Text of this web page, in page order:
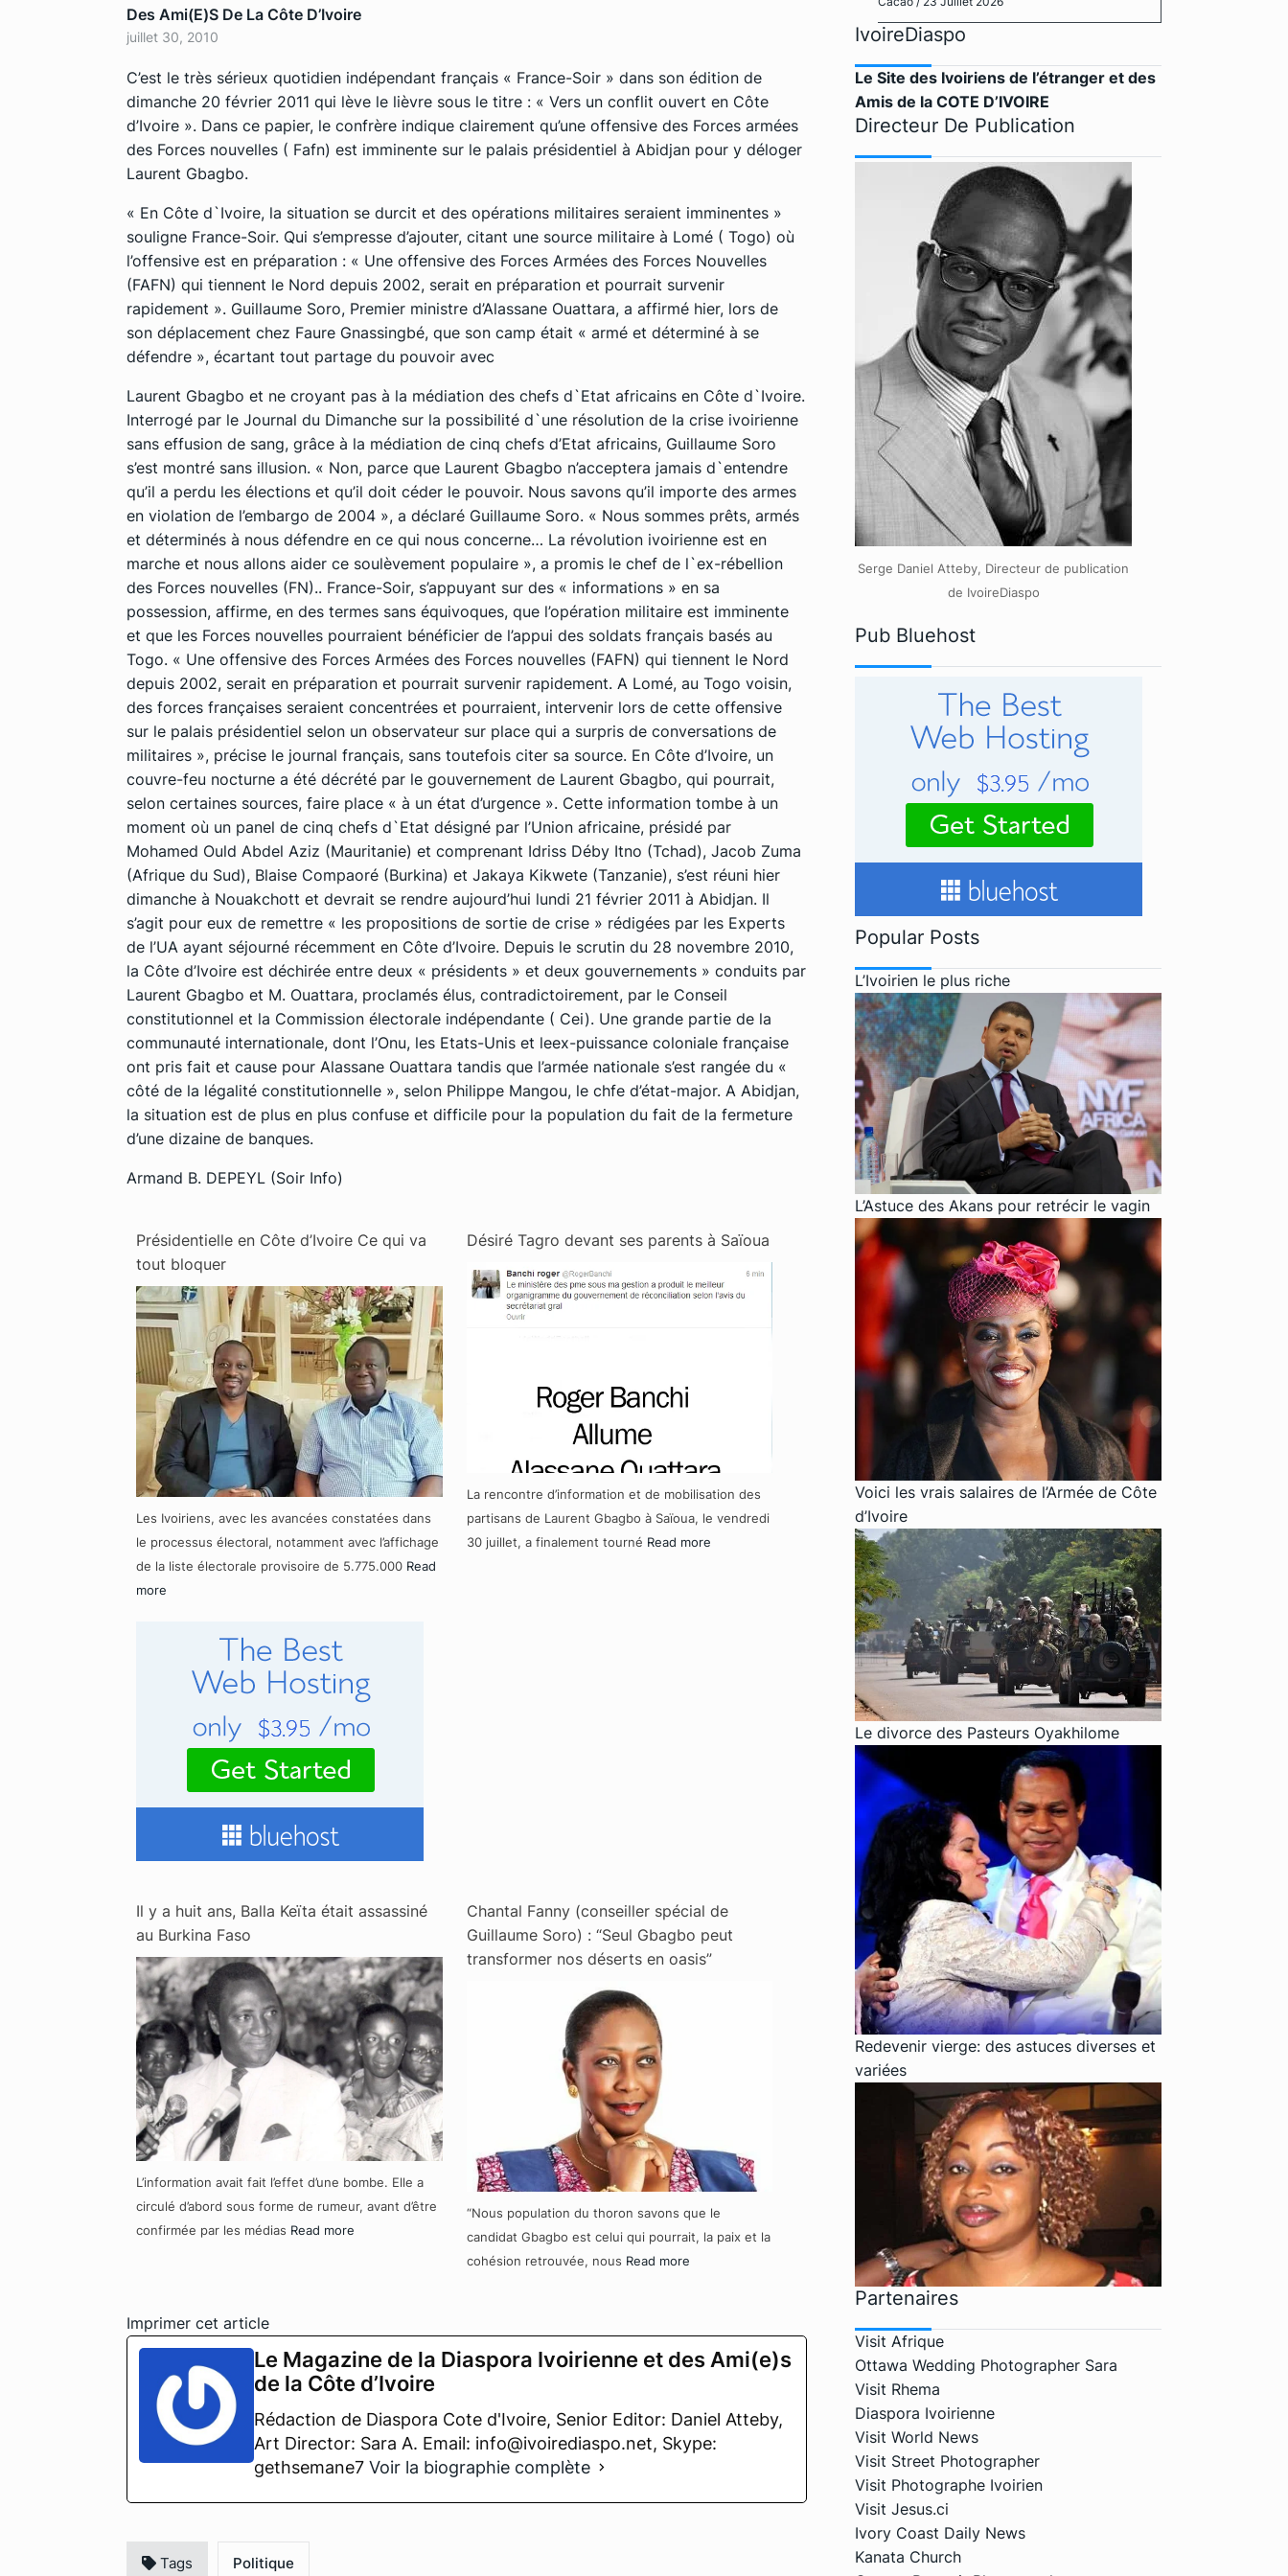
Des Ami(e)s De La Côte D’Ivoire
juillet 30, 2010
C’est le très sérieux quotidien indépendant français « France-Soir » dans son édition de
dimanche 20 février 2011 qui lève le lièvre sous le titre : « Vers un conflit ouvert en Côte
d’Ivoire ». Dans ce papier, le confrère indique clairement qu’une offensive des Forces armées
des Forces nouvelles ( Fafn) est imminente sur le palais présidentiel à Abidjan pour y déloger
Laurent Gbagbo.
« En Côte d`Ivoire, la situation se durcit et des opérations militaires seraient imminentes »
souligne France-Soir. Qui s’empresse d’ajouter, citant une source militaire à Lomé ( Togo) où
l’offensive est en préparation : « Une offensive des Forces Armées des Forces Nouvelles
(FAFN) qui tiennent le Nord depuis 2002, serait en préparation et pourrait survenir
rapidement ». Guillaume Soro, Premier ministre d’Alassane Ouattara, a affirmé hier, lors de
son déplacement chez Faure Gnassingbé, que son camp était « armé et déterminé à se
défendre », écartant tout partage du pouvoir avec
Laurent Gbagbo et ne croyant pas à la médiation des chefs d`Etat africains en Côte d`Ivoire.
Interrogé par le Journal du Dimanche sur la possibilité d`une résolution de la crise ivoirienne
sans effusion de sang, grâce à la médiation de cinq chefs d’Etat africains, Guillaume Soro
s’est montré sans illusion. « Non, parce que Laurent Gbagbo n’acceptera jamais d`entendre
qu’il a perdu les élections et qu’il doit céder le pouvoir. Nous savons qu’il importe des armes
en violation de l’embargo de 2004 », a déclaré Guillaume Soro. « Nous sommes prêts, armés
et déterminés à nous défendre en ce qui nous concerne… La révolution ivoirienne est en
marche et nous allons aider ce soulèvement populaire », a promis le chef de l`ex-rébellion
des Forces nouvelles (FN).. France-Soir, s’appuyant sur des « informations » en sa
possession, affirme, en des termes sans équivoques, que l’opération militaire est imminente
et que les Forces nouvelles pourraient bénéficier de l’appui des soldats français basés au
Togo. « Une offensive des Forces Armées des Forces nouvelles (FAFN) qui tiennent le Nord
depuis 2002, serait en préparation et pourrait survenir rapidement. A Lomé, au Togo voisin,
des forces françaises seraient concentrées et pourraient, intervenir lors de cette offensive
sur le palais présidentiel selon un observateur sur place qui a surpris de conversations de
militaires », précise le journal français, sans toutefois citer sa source. En Côte d’Ivoire, un
couvre-feu nocturne a été décrété par le gouvernement de Laurent Gbagbo, qui pourrait,
selon certaines sources, faire place « à un état d’urgence ». Cette information tombe à un
moment où un panel de cinq chefs d`Etat désigné par l’Union africaine, présidé par
Mohamed Ould Abdel Aziz (Mauritanie) et comprenant Idriss Déby Itno (Tchad), Jacob Zuma
(Afrique du Sud), Blaise Compaoré (Burkina) et Jakaya Kikwete (Tanzanie), s’est réuni hier
dimanche à Nouakchott et devrait se rendre aujourd’hui lundi 21 février 2011 à Abidjan. Il
s’agit pour eux de remettre « les propositions de sortie de crise » rédigées par les Experts
de l’UA ayant séjourné récemment en Côte d’Ivoire. Depuis le scrutin du 28 novembre 2010,
la Côte d’Ivoire est déchirée entre deux « présidents » et deux gouvernements » conduits par
Laurent Gbagbo et M. Ouattara, proclamés élus, contradictoirement, par le Conseil
constitutionnel et la Commission électorale indépendante ( Cei). Une grande partie de la
communauté internationale, dont l’Onu, les Etats-Unis et leex-puissance coloniale française
ont pris fait et cause pour Alassane Ouattara tandis que l’armée nationale s’est rangée du «
côté de la légalité constitutionnelle », selon Philippe Mangou, le chfe d’état-major. A Abidjan,
la situation est de plus en plus confuse et difficile pour la population du fait de la fermeture
d’une dizaine de banques.
Armand B. DEPEYL (Soir Info)
Présidentielle en Côte d’Ivoire Ce qui va
tout bloquer
Les Ivoiriens, avec les avancées constatées dans
le processus électoral, notamment avec l’affichage
de la liste électorale provisoire de 5.775.000 Read
more
Désiré Tagro devant ses parents à Saïoua
La rencontre d’information et de mobilisation des
partisans de Laurent Gbagbo à Saïoua, le vendredi
30 juillet, a finalement tourné Read more
Il y a huit ans, Balla Keïta était assassiné
au Burkina Faso
L’information avait fait l’effet d’une bombe. Elle a
circulé d’abord sous forme de rumeur, avant d’être
confirmée par les médias Read more
Chantal Fanny (conseiller spécial de
Guillaume Soro) : “Seul Gbagbo peut
transformer nos déserts en oasis”
“Nous population du thoron savons que le
candidat Gbagbo est celui qui pourrait, la paix et la
cohésion retrouvée, nous Read more
Imprimer cet article
Le Magazine de la Diaspora Ivoirienne et des Ami(e)s
de la Côte d’Ivoire
Rédaction de Diaspora Cote d'Ivoire, Senior Editor: Daniel Atteby,
Art Director: Sara A. Email: info@ivoirediaspo.net, Skype:
gethsemane7 Voir la biographie complète
Tags Politique
IvoireDiaspo
Le Site des Ivoiriens de l’étranger et des
Amis de la COTE D’IVOIRE
Directeur De Publication
Serge Daniel Atteby, Directeur de publication
de IvoireDiaspo
Pub Bluehost
Popular Posts
L’Ivoirien le plus riche
L’Astuce des Akans pour retrécir le vagin
Voici les vrais salaires de l’Armée de Côte
d’Ivoire
Le divorce des Pasteurs Oyakhilome
Redevenir vierge: des astuces diverses et
variées
Partenaires
Visit Afrique
Ottawa Wedding Photographer Sara
Visit Rhema
Diaspora Ivoirienne
Visit World News
Visit Street Photographer
Visit Photographe Ivoirien
Visit Jesus.ci
Ivory Coast Daily News
Kanata Church